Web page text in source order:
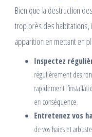
Bien que la destruction
trop près des
apparition en mettant en
Inspectez
régulièrement des
rapidement
en conséquence.
Entretenez vos
de vos haies et